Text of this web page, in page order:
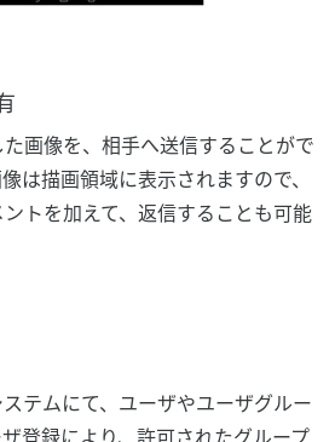
画像を、相手へ送信することがで
は描画領域に表示されますので、
トを加えて、返信することも可能
テムにて、ユーザやユーザグルー